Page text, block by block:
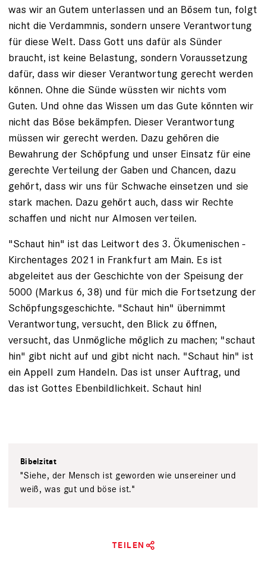
was wir an Gutem unterlassen und an Bösem tun, folgt
nicht die Verdammnis, sondern unsere Verantwortung
für diese Welt. Dass Gott uns dafür als Sünder
braucht, ist keine Belastung, sondern Voraussetzung
dafür, dass wir dieser Verantwortung gerecht werden
können. Ohne die Sünde wüssten wir nichts vom
Guten. Und ohne das Wissen um das Gute könnten wir
nicht das Böse bekämpfen. Dieser Verantwortung
müssen wir gerecht werden. Dazu ge­hören die
Bewahrung der Schöpfung und unser Einsatz für ­eine
gerechte Verteilung der Gaben und Chancen, dazu
gehört, dass wir uns für Schwache einsetzen und sie
stark ­machen. Dazu gehört auch, dass wir Rechte
schaffen und nicht nur Almosen verteilen.
"Schaut hin" ist das Leitwort des 3. Ökumenischen ­
Kirchentages 2021 in Frankfurt am Main. Es ist
abgeleitet aus der Geschichte von der Speisung der
5000 (Markus 6, 38) und für mich die Fortsetzung der
Schöpfungsgeschichte. "Schaut hin" übernimmt
Verantwortung, versucht, den Blick zu öffnen,
versucht, das Unmögliche möglich zu machen; "schaut
hin" gibt nicht auf und gibt nicht nach. "Schaut hin" ist
ein Appell zum Handeln. Das ist unser Auftrag, und
das ist Gottes Ebenbildlichkeit. Schaut hin!
Bibelzitat
"Siehe, der Mensch ist geworden wie unsereiner und
weiß, was gut und böse ist."
TEILEN